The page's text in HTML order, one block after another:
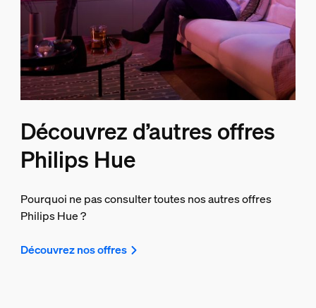
Découvrez d’autres offres
Philips Hue
Pourquoi ne pas consulter toutes nos autres offres
Philips Hue ?
Découvrez nos offres